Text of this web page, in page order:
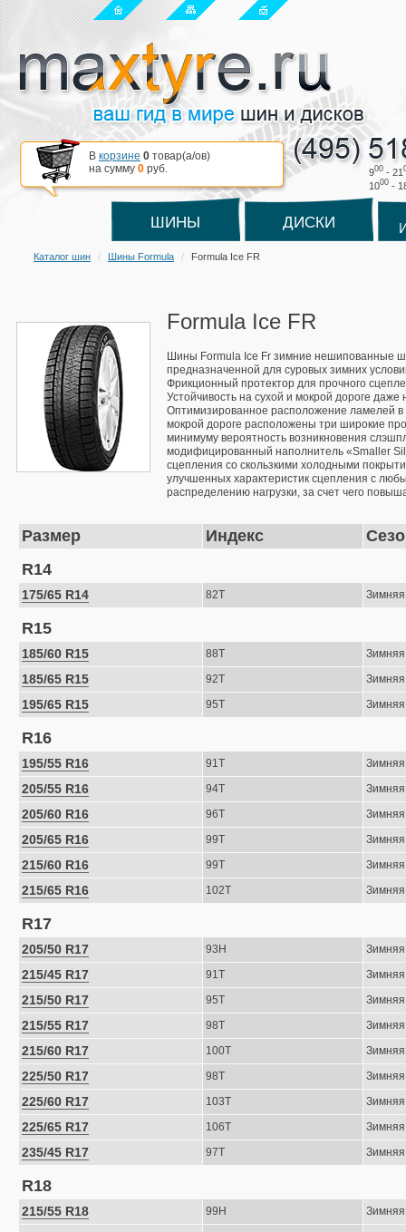
900 - 21
1000 -
В корзине 0 товар(a/ов)
на сумму 0 руб.
ШИНЫ ДИСКИ
Каталог шин Шины Formula Formula Ice FR
Formula Ice FR
Шины Formula Ice Fr зимние нешипованные
предназначенной для суровых зимних
Фрикционный протектор для прочного
Устойчивость на сухой и мокрой дороге даже
Оптимизированное расположение ламелей в
мокрой дороге расположены три широкие
минимуму вероятность возникновения
модифицированный наполнитель «Smaller
сцепления со скользкими холодными
улучшенных характеристик сцепления с
распределению нагрузки, за счет чего
Размер Индекс
R14
175/65 R14 82T Зимняя
R15
185/60 R15 88T Зимняя
185/65 R15 92T Зимняя
195/65 R15 95T Зимняя
R16
195/55 R16 91T Зимняя
205/55 R16 94T Зимняя
205/60 R16 96T Зимняя
205/65 R16 99T Зимняя
215/60 R16 99T Зимняя
215/65 R16 102T Зимняя
R17
205/50 R17 93H Зимняя
215/45 R17 91T Зимняя
215/50 R17 95T Зимняя
215/55 R17 98T Зимняя
215/60 R17 100T Зимняя
225/50 R17 98T Зимняя
225/60 R17 103T Зимняя
225/65 R17 106T Зимняя
235/45 R17 97T Зимняя
R18
215/55 R18 99H Зимняя